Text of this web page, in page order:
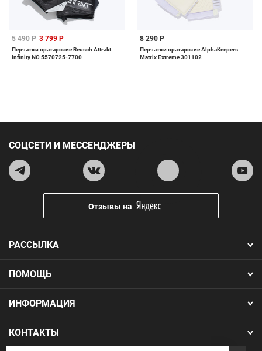
5 490 Р 3 799 Р
Перчатки вратарские Reusch Attrakt
Infinity NC 5570725-7700
8 290 Р
Перчатки вратарские AlphaKeepers
Matrix Extreme 301102
ПОМОЩЬ
ИНФОРМАЦИЯ
КОНТАКТЫ
РАССЫЛКА
СОЦСЕТИ И МЕССЕНДЖЕРЫ
Отзывы на